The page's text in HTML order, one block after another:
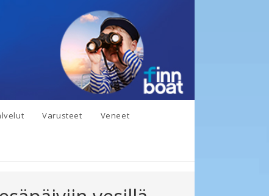
Varusteet Veneet